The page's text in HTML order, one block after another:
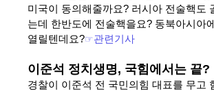
미국이 동의해줄까요? 러시아 전술핵도
는데 한반도에 전술핵을요? 동북아시아
열릴텐데요?☞관련기사
이준석 정치생명, 국힘에서는 끝?
경찰이 이준석 전 국민의힘 대표를 무고